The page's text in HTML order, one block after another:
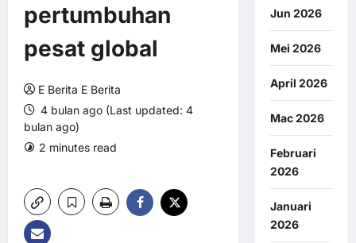
pertumbuhan
pesat global
E Berita E Berita
4 bulan ago (Last updated: 4
bulan ago)
2 minutes read
Jun 2026
Mei 2026
April 2026
Mac 2026
Februari
2026
Januari
2026